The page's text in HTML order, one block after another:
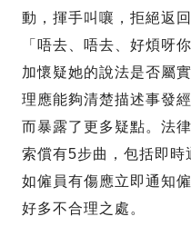
動，揮手叫嚷，拒絕返
「唔去、唔去、好煩呀
加懷疑她的說法是否屬
理應能夠清楚描述事發
而暴露了更多疑點。法
索償有5步曲，包括即時
如僱員有傷應立即通知
好多不合理之處。